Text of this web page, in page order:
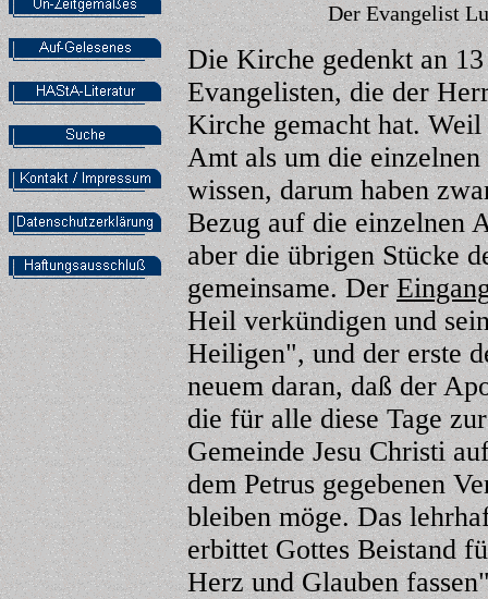
Der Evangelist
Die Kirche gedenkt an
Evangelisten, die der
Kirche gemacht hat.
Amt als um die
wissen, darum haben
Bezug auf die einzelnen
aber die übrigen Stücke
gemeinsame. Der
Heil verkündigen und
Heiligen", und der erste
neuem daran, daß der
die für alle diese Tage
Gemeinde Jesu Christi
dem Petrus gegebenen
bleiben möge. Das
erbittet Gottes Beistand
Herz und Glauben